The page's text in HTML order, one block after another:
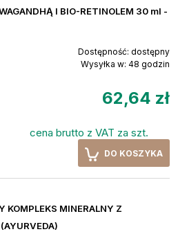
I BIO-RETINOLEM 30 ml -
Dostępność: dostępny
Wysyłka w: 48 godzin
62,64 zł
cena brutto z VAT za szt.
DO KOSZYKA
KOMPLEKS MINERALNY Z